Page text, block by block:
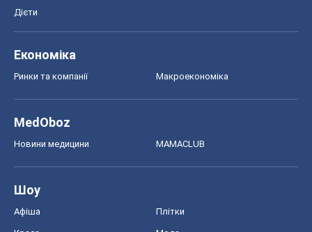
Дієти
Економіка
Ринки та компанії Макроекономіка
MedOboz
Новини медицини MAMACLUB
Шоу
Афіша Плітки